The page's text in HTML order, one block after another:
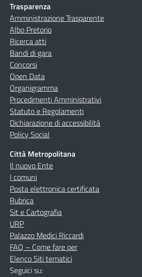
Trasparenza
Amministrazione Trasparente
Albo Pretorio
Ricerca atti
Bandi di gara
Concorsi
Open Data
Organigramma
Procedimenti Amministrativi
Statuto e Regolamenti
Dichiarazione di accessibilità
Policy Social
Città Metropolitana
Il nuovo Ente
I comuni
Posta elettronica certificata
Rubrica
Sit e Cartografia
URP
Palazzo Medici Riccardi
FAQ – Come fare per
Elenco Siti tematici
Seguici su: